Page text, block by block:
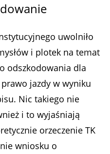
uwolniło
i plotek na temat
odszkodowania dla
jazdy w wyniku
Nic takiego nie
i to wyjaśniają
orzeczenie TK
wniosku o